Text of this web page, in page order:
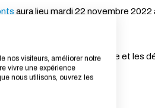
aura lieu mardi 22 novembre
Briant, Directeur de l'École et les
nos visiteurs, améliorer notre
vivre une expérience
nous utilisons, ouvrez les